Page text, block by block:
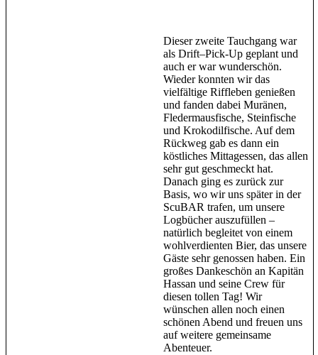
Dieser zweite Tauchgang war
als Drift–Pick-Up geplant und
auch er war wunderschön.
Wieder konnten wir das
vielfältige Riffleben genießen
und fanden dabei Muränen,
Fledermausfische, Steinfische
und Krokodilfische. Auf dem
Rückweg gab es dann ein
köstliches Mittagessen, das allen
sehr gut geschmeckt hat.
Danach ging es zurück zur
Basis, wo wir uns später in der
ScuBAR trafen, um unsere
Logbücher auszufüllen –
natürlich begleitet von einem
wohlverdienten Bier, das unsere
Gäste sehr genossen haben. Ein
großes Dankeschön an Kapitän
Hassan und seine Crew für
diesen tollen Tag! Wir
wünschen allen noch einen
schönen Abend und freuen uns
auf weitere gemeinsame
Abenteuer.